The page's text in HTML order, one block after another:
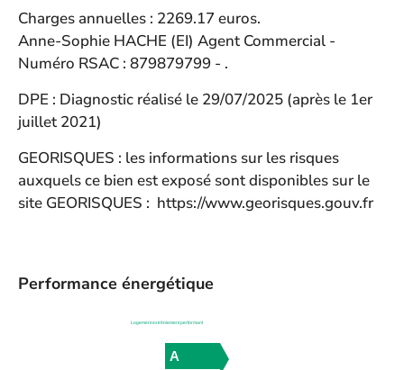
Charges annuelles : 2269.17 euros.
Anne-Sophie HACHE (EI) Agent Commercial -
Numéro RSAC : 879879799 - .
DPE : Diagnostic réalisé le 29/07/2025 (après le 1er
juillet 2021)
GEORISQUES : les informations sur les risques
auxquels ce bien est exposé sont disponibles sur le
site GEORISQUES : https://www.georisques.gouv.fr
Performance énergétique
Logement extrêmement performant
A